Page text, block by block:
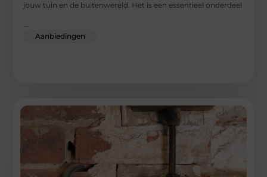
jouw tuin en de buitenwereld. Het is een essentieel onderdeel
...
Aanbiedingen